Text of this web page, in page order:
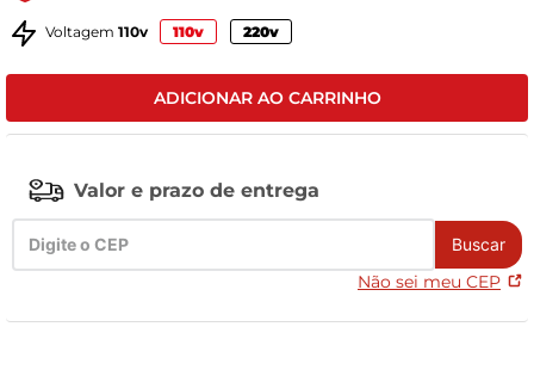
Voltagem 110v 110v 220v
ADICIONAR AO CARRINHO
Valor e prazo de entrega
Buscar
Não sei meu CEP